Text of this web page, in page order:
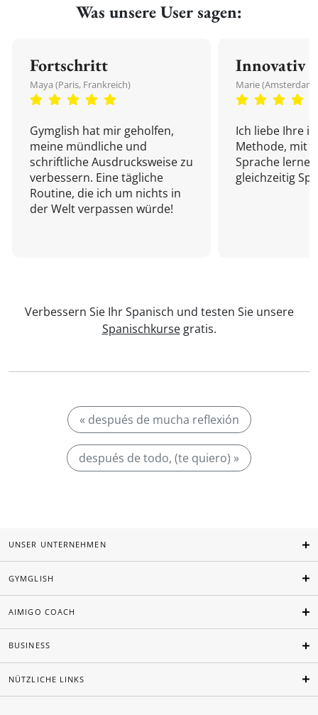
Was unsere User sagen:
Fortschritt
Maya (Paris, Frankreich)
Gymglish hat mir geholfen,
meine mündliche und
schriftliche Ausdrucksweise zu
verbessern. Eine tägliche
Routine, die ich um nichts in
der Welt verpassen würde!
Innovativ
Marie
Ich liebe Ihre
Methode, mit
Sprache
gleichzeitig
Verbessern Sie Ihr Spanisch und testen Sie unsere
Spanischkursegratis.
« después de mucha reflexión
después de todo, (te quiero) »
UNSER UNTERNEHMEN
GYMGLISH
AIMIGO COACH
BUSINESS
NÜTZLICHE LINKS